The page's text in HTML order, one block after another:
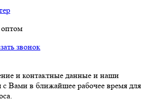
звонок
и контактные данные и наши
с Вами в ближайшее рабочее время для